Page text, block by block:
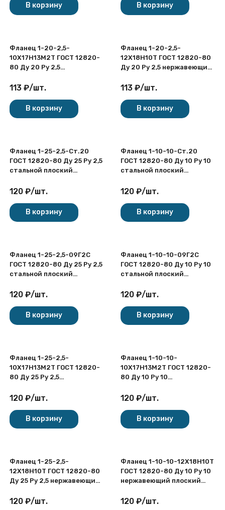
В корзину В корзину
Фланец 1-20-2,5-
10Х17Н13М2Т ГОСТ 12820-
80 Ду 20 Ру 2,5
приварной
113 ₽/шт.
В корзину
Фланец 1-20-2,5-
12Х18Н10Т ГОСТ 12820-80
Ду 20 Ру 2,5 нержавеющий
113 ₽/шт.
В корзину
Фланец 1-25-2,5-Ст.20
ГОСТ 12820-80 Ду 25 Ру 2,5
стальной плоский
120 ₽/шт.
В корзину
Фланец 1-10-10-Ст.20
ГОСТ 12820-80 Ду 10 Ру 10
стальной плоский
120 ₽/шт.
В корзину
Фланец 1-25-2,5-09Г2С
ГОСТ 12820-80 Ду 25 Ру 2,5
стальной плоский
120 ₽/шт.
В корзину
Фланец 1-10-10-09Г2С
ГОСТ 12820-80 Ду 10 Ру 10
стальной плоский
120 ₽/шт.
В корзину
Фланец 1-25-2,5-
10Х17Н13М2Т ГОСТ 12820-
80 Ду 25 Ру 2,5
приварной
120 ₽/шт.
В корзину
Фланец 1-10-10-
10Х17Н13М2Т ГОСТ 12820-
80 Ду 10 Ру 10
приварной
120 ₽/шт.
В корзину
Фланец 1-25-2,5-
12Х18Н10Т ГОСТ 12820-80
Ду 25 Ру 2,5 нержавеющий
120 ₽/шт.
Фланец 1-10-10-12Х18Н10Т
ГОСТ 12820-80 Ду 10 Ру 10
нержавеющий плоский
120 ₽/шт.